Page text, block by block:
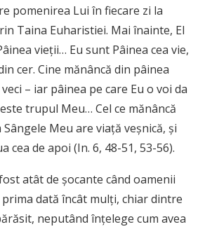
pomenirea Lui în fiecare zi la
Taina Euharistiei. Mai înainte, El
vieţii… Eu sunt Pâinea cea vie,
cer. Cine mănâncă din pâinea
– iar pâinea pe care Eu o voi da
trupul Meu… Cel ce mănâncă
Meu are viaţă veşnică, şi
cea de apoi (In. 6, 48-51, 53-56).
atât de şocante când oamenii
dată încât mulţi, chiar dintre
neputând înţelege cum avea